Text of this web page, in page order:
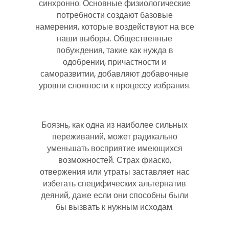
синхронно. Основные физиологические
потребности создают базовые
намерения, которые воздействуют на все
наши выборы. Общественные
побуждения, такие как нужда в
одобрении, причастности и
саморазвитии, добавляют добавочные
уровни сложности к процессу избрания.
Боязнь, как одна из наиболее сильных
переживаний, может радикально
уменьшать восприятие имеющихся
возможностей. Страх фиаско,
отвержения или утраты заставляет нас
избегать специфических альтернатив
деяний, даже если они способны были
бы вызвать к нужным исходам.